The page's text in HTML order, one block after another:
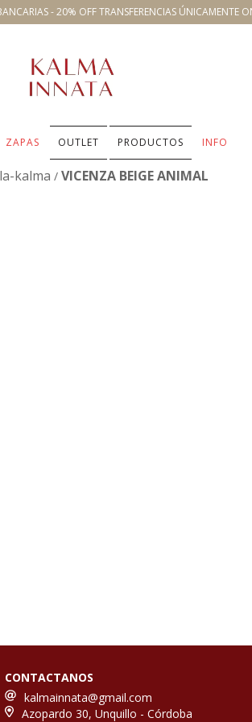
- 20% OFF TRANSFERENCIAS ÚNICAMENTE
ZAPAS OUTLET PRODUCTOS INFO
kalma / VICENZA BEIGE ANIMAL
CONTACTANOS
kalmainnata@gmail.com
Azopardo 30, Unquillo - Córdoba